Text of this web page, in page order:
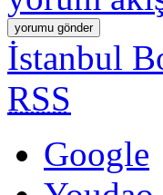
İstanbul
RSS
Google